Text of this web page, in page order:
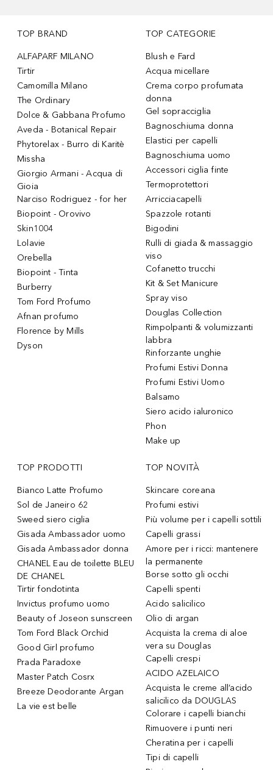
TOP BRAND
ALFAPARF MILANO
Tirtir
Camomilla Milano
The Ordinary
Dolce & Gabbana Profumo
Aveda - Botanical Repair
Phytorelax - Burro di Karitè
Missha
Giorgio Armani - Acqua di
Gioia
Narciso Rodriguez - for her
Biopoint - Orovivo
Skin1004
Lolavie
Orebella
Biopoint - Tinta
Burberry
Tom Ford Profumo
Afnan profumo
Florence by Mills
Dyson
TOP CATEGORIE
Blush e Fard
Acqua micellare
Crema corpo profumata
donna
Gel sopracciglia
Bagnoschiuma donna
Elastici per capelli
Bagnoschiuma uomo
Accessori ciglia finte
Termoprotettori
Arricciacapelli
Spazzole rotanti
Bigodini
Rulli di giada & massaggio
viso
Cofanetto trucchi
Kit & Set Manicure
Spray viso
Douglas Collection
Rimpolpanti & volumizzanti
labbra
Rinforzante unghie
Profumi Estivi Donna
Profumi Estivi Uomo
Balsamo
Siero acido ialuronico
Phon
Make up
TOP PRODOTTI
Bianco Latte Profumo
Sol de Janeiro 62
Sweed siero ciglia
Gisada Ambassador uomo
Gisada Ambassador donna
CHANEL Eau de toilette BLEU
DE CHANEL
Tirtir fondotinta
Invictus profumo uomo
Beauty of Joseon sunscreen
Tom Ford Black Orchid
Good Girl profumo
Prada Paradoxe
Master Patch Cosrx
Breeze Deodorante Argan
La vie est belle
TOP NOVITÀ
Skincare coreana
Profumi estivi
Più volume per i capelli sottili
Capelli grassi
Amore per i ricci: mantenere
la permanente
Borse sotto gli occhi
Capelli spenti
Acido salicilico
Olio di argan
Acquista la crema di aloe
vera su Douglas
Capelli crespi
ACIDO AZELAICO
Acquista le creme all’acido
salicilico da DOUGLAS
Colorare i capelli bianchi
Rimuovere i punti neri
Cheratina per i capelli
Tipi di capelli